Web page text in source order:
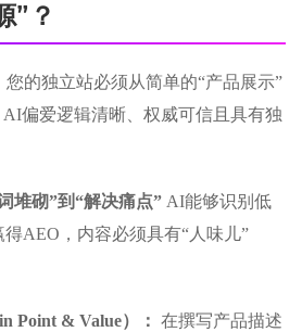
”？
的独立站必须从简单的“产品展示”
偏爱逻辑清晰、权威可信且具有独
堆砌”到“解决痛点” AI能够识别低
AEO，内容必须具有“人味儿”
Point & Value）： 在撰写产品描述